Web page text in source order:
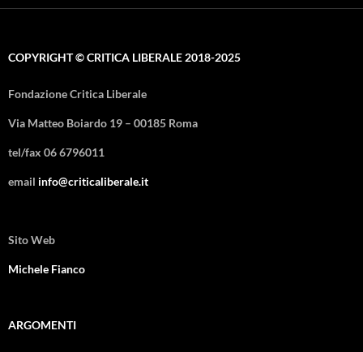
COPYRIGHT © CRITICA LIBERALE 2018-2025
Fondazione Critica Liberale
Via Matteo Boiardo 19 – 00185 Roma
tel/fax 06 6796011
email info@criticaliberale.it
Sito Web
Michele Fianco
ARGOMENTI